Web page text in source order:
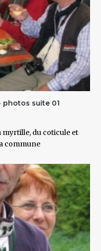
photos suite 01
myrtille, du coticule et
commune